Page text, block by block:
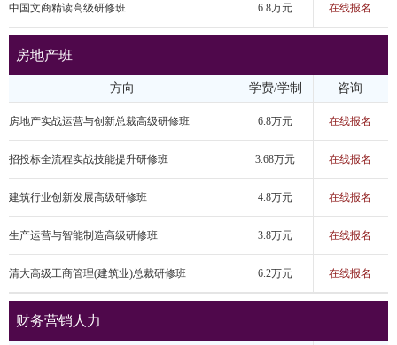
中国文商精读高级研修班 6.8万元 在线报名
房地产班
方向 学费/学制 咨询
房地产实战运营与创新总裁高级研修班 6.8万元 在线报名
招投标全流程实战技能提升研修班 3.68万元 在线报名
建筑行业创新发展高级研修班 4.8万元 在线报名
生产运营与智能制造高级研修班 3.8万元 在线报名
清大高级工商管理(建筑业)总裁研修班 6.2万元 在线报名
财务营销人力